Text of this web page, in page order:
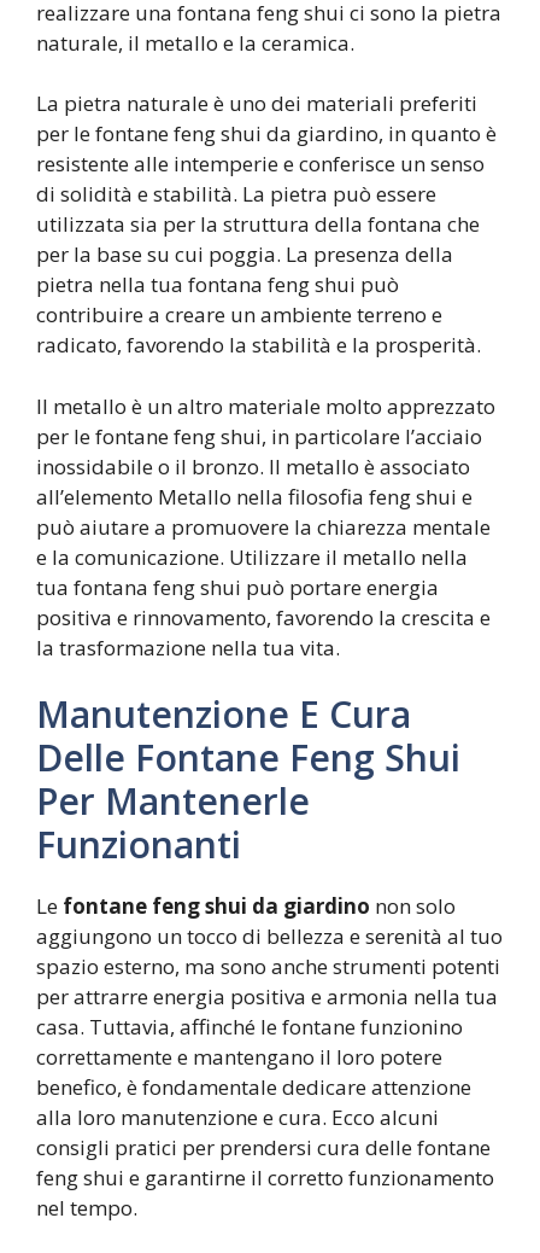
realizzare una fontana feng shui ci sono la pietra
naturale, il metallo e la ceramica.
La pietra naturale è uno dei materiali preferiti
per le fontane feng shui da giardino, in quanto è
resistente alle intemperie e conferisce un senso
di solidità e stabilità. La pietra può essere
utilizzata sia per la struttura della fontana che
per la base su cui poggia. La presenza della
pietra nella tua fontana feng shui può
contribuire a creare un ambiente terreno e
radicato, favorendo la stabilità e la prosperità.
Il metallo è un altro materiale molto apprezzato
per le fontane feng shui, in particolare l’acciaio
inossidabile o il bronzo. Il metallo è associato
all’elemento Metallo nella filosofia feng shui e
può aiutare a promuovere la chiarezza mentale
e la comunicazione. Utilizzare il metallo nella
tua fontana feng shui può portare energia
positiva e rinnovamento, favorendo la crescita e
la trasformazione nella tua vita.
Manutenzione E Cura
Delle Fontane Feng Shui
Per Mantenerle
Funzionanti
Le fontane feng shui da giardino non solo
aggiungono un tocco di bellezza e serenità al tuo
spazio esterno, ma sono anche strumenti potenti
per attrarre energia positiva e armonia nella tua
casa. Tuttavia, affinché le fontane funzionino
correttamente e mantengano il loro potere
benefico, è fondamentale dedicare attenzione
alla loro manutenzione e cura. Ecco alcuni
consigli pratici per prendersi cura delle fontane
feng shui e garantirne il corretto funzionamento
nel tempo.